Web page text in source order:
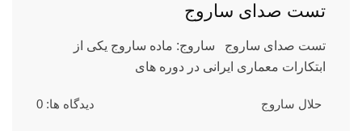
تست صدای ساروج
تست صدای ساروج ساروج: ماده ساروج یکی از
ابتکارات معماری ایرانی در دوره های
حلال ساروج دیدگاه ها: 0